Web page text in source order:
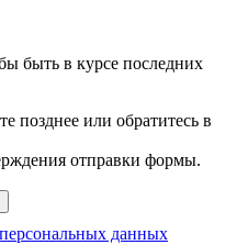
быть в курсе последних
позднее или обратитесь в
отправки формы.
данных